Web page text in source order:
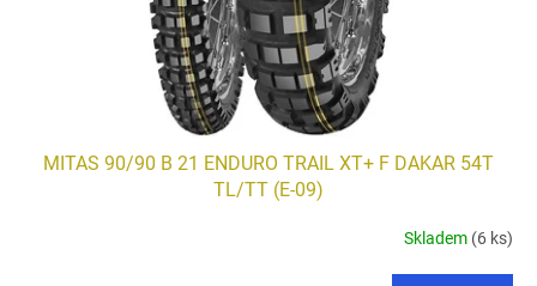
MITAS 90/90 B 21 ENDURO TRAIL XT+ F DAKAR 54T
TL/TT (E-09)
Skladem (6 ks)